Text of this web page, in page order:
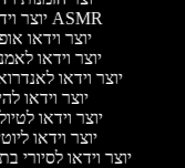
יוצר וידאו ASMR
יוצר וידאו
יוצר וידאו
יוצר וידאו
יוצר וידאו
יוצר וידאו
יוצר וידאו
יוצר וידאו לסיורי